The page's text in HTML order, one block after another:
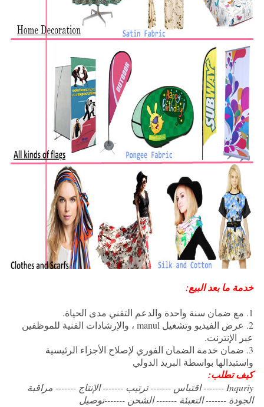
خدمة ما بعد البيع:
1. مع ضمان سنة واحدة والدعم التقني مدى الحياة.
2. عرض الفيديو وتشغيل manul ، والإرشادات الفنية للموظفين
عبر الإنترنت.
3. ضمان خدمة الضمان الفوري لإصلاح الأجزاء الرئيسية
واستبدالها بواسطة البريد الدولي
كيف تطلب:
Inquriy ------- اقتباس ------- ترتيب ------- الإنتاج ------- مراقبة
الجودة ------- التعبئة ------- الشحن -------توصيل